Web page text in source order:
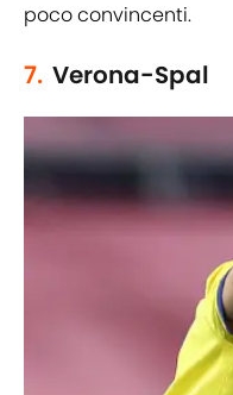
poco convincenti.
7. Verona-Spal